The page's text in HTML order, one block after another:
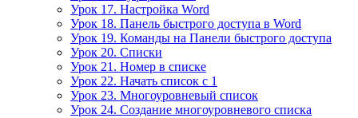
Урок 17. Настройка Word
Урок 18. Панель быстрого доступа в Word
Урок 19. Команды на Панели быстрого доступа
Урок 20. Списки
Урок 21. Номер в списке
Урок 22. Начать список с 1
Урок 23. Многоуровневый список
Урок 24. Создание многоуровневого списка